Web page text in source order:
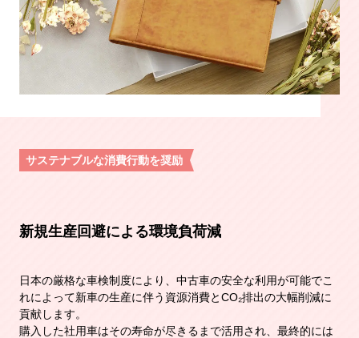
サステナブルな消費行動を奨励
新規生産回避による環境負荷減
日本の厳格な車検制度により、中古車の安全な利用が可能でこ
れによって新車の生産に伴う資源消費とCO₂排出の大幅削減に
貢献します。
購入した社用車はその寿命が尽きるまで活用され、最終的には